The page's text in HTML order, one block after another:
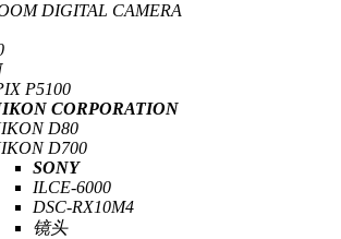
DIGITAL CAMERA
P5100
CORPORATION
D80
D700
SONY
ILCE-6000
DSC-RX10M4
镜头